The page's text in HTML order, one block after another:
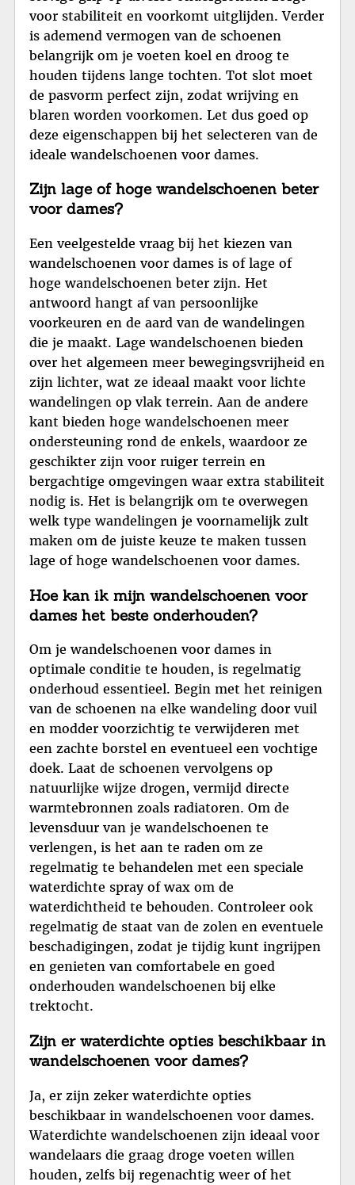
voor stabiliteit en voorkomt uitglijden. Verder
is ademend vermogen van de schoenen
belangrijk om je voeten koel en droog te
houden tijdens lange tochten. Tot slot moet
de pasvorm perfect zijn, zodat wrijving en
blaren worden voorkomen. Let dus goed op
deze eigenschappen bij het selecteren van de
ideale wandelschoenen voor dames.
Zijn lage of hoge wandelschoenen beter
voor dames?
Een veelgestelde vraag bij het kiezen van
wandelschoenen voor dames is of lage of
hoge wandelschoenen beter zijn. Het
antwoord hangt af van persoonlijke
voorkeuren en de aard van de wandelingen
die je maakt. Lage wandelschoenen bieden
over het algemeen meer bewegingsvrijheid en
zijn lichter, wat ze ideaal maakt voor lichte
wandelingen op vlak terrein. Aan de andere
kant bieden hoge wandelschoenen meer
ondersteuning rond de enkels, waardoor ze
geschikter zijn voor ruiger terrein en
bergachtige omgevingen waar extra stabiliteit
nodig is. Het is belangrijk om te overwegen
welk type wandelingen je voornamelijk zult
maken om de juiste keuze te maken tussen
lage of hoge wandelschoenen voor dames.
Hoe kan ik mijn wandelschoenen voor
dames het beste onderhouden?
Om je wandelschoenen voor dames in
optimale conditie te houden, is regelmatig
onderhoud essentieel. Begin met het reinigen
van de schoenen na elke wandeling door vuil
en modder voorzichtig te verwijderen met
een zachte borstel en eventueel een vochtige
doek. Laat de schoenen vervolgens op
natuurlijke wijze drogen, vermijd directe
warmtebronnen zoals radiatoren. Om de
levensduur van je wandelschoenen te
verlengen, is het aan te raden om ze
regelmatig te behandelen met een speciale
waterdichte spray of wax om de
waterdichtheid te behouden. Controleer ook
regelmatig de staat van de zolen en eventuele
beschadigingen, zodat je tijdig kunt ingrijpen
en genieten van comfortabele en goed
onderhouden wandelschoenen bij elke
trektocht.
Zijn er waterdichte opties beschikbaar in
wandelschoenen voor dames?
Ja, er zijn zeker waterdichte opties
beschikbaar in wandelschoenen voor dames.
Waterdichte wandelschoenen zijn ideaal voor
wandelaars die graag droge voeten willen
houden, zelfs bij regenachtig weer of het